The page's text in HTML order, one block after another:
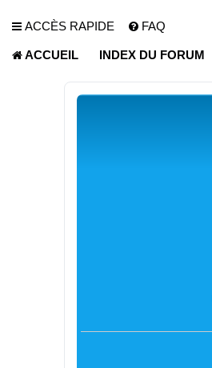
ACCÈS RAPIDE FAQ
ACCUEIL INDEX DU FORUM